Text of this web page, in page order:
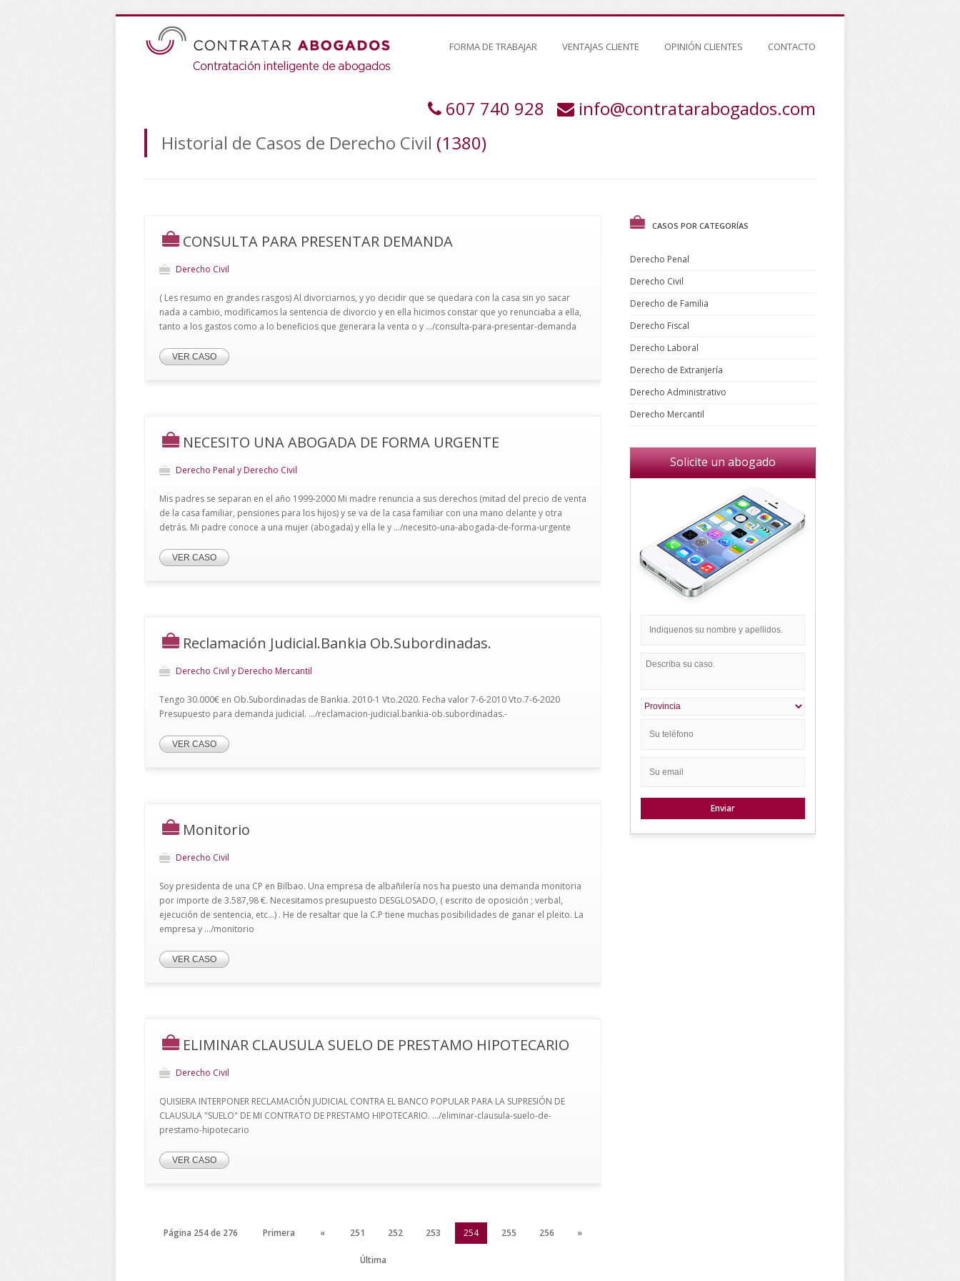
FORMA DE TRABAJAR VENTAJAS CLIENTE OPINIÓN CLIENTES CONTACTO
607 740 928
info@contratarabogados.com
Historial de Casos de Derecho Civil (1380)
CONSULTA PARA PRESENTAR DEMANDA
Derecho Civil
( Les resumo en grandes rasgos) Al divorciarnos, y yo decidir que se quedara con la casa sin yo sacar
nada a cambio, modificamos la sentencia de divorcio y en ella hicimos constar que yo renunciaba a ella,
tanto a los gastos como a lo beneficios que generara la venta o y .../consulta-para-presentar-demanda
VER CASO
NECESITO UNA ABOGADA DE FORMA URGENTE
Derecho Penal y Derecho Civil
Mis padres se separan en el año 1999-2000 Mi madre renuncia a sus derechos (mitad del precio de venta
de la casa familiar, pensiones para los hijos) y se va de la casa familiar con una mano delante y otra
detrás. Mi padre conoce a una mujer (abogada) y ella le y .../necesito-una-abogada-de-forma-urgente
VER CASO
Reclamación Judicial.Bankia Ob.Subordinadas.
Derecho Civil y Derecho Mercantil
Tengo 30.000€ en Ob.Subordinadas de Bankia. 2010-1 Vto.2020. Fecha valor 7-6-2010 Vto.7-6-2020
Presupuesto para demanda judicial. .../reclamacion-judicial.bankia-ob.subordinadas.-
VER CASO
Monitorio
Derecho Civil
Soy presidenta de una CP en Bilbao. Una empresa de albañilería nos ha puesto una demanda monitoria
por importe de 3.587,98 €. Necesitamos presupuesto DESGLOSADO, ( escrito de oposición ; verbal,
ejecución de sentencia, etc...) . He de resaltar que la C.P tiene muchas posibilidades de ganar el pleito. La
empresa y .../monitorio
VER CASO
ELIMINAR CLAUSULA SUELO DE PRESTAMO HIPOTECARIO
Derecho Civil
QUISIERA INTERPONER RECLAMACIÓN JUDICIAL CONTRA EL BANCO POPULAR PARA LA SUPRESIÓN DE
CLAUSULA "SUELO" DE MI CONTRATO DE PRESTAMO HIPOTECARIO. .../eliminar-clausula-suelo-de-
prestamo-hipotecario
VER CASO
Página 254 de 276 Primera « 251 252 253 254 255 256 »
Última
CASOS POR CATEGORÍAS
Derecho Penal
Derecho Civil
Derecho de Familia
Derecho Fiscal
Derecho Laboral
Derecho de Extranjería
Derecho Administrativo
Derecho Mercantil
Solicite un abogado